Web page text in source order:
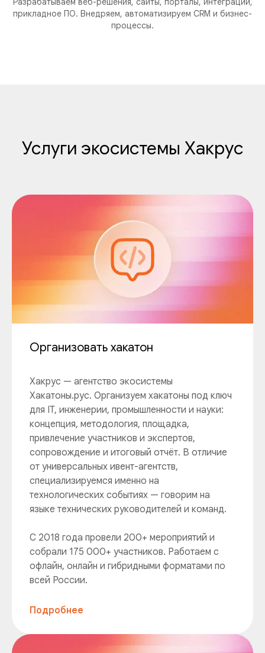
прикладное ПО. Внедряем, автоматизируем CRM и бизнес-
процессы.
Услуги экосистемы Хакрус
Организовать хакатон
Хакрус — агентство экосистемы
Хакатоны.рус. Организуем хакатоны под ключ
для IT, инженерии, промышленности и науки:
концепция, методология, площадка,
привлечение участников и экспертов,
сопровождение и итоговый отчёт. В отличие
от универсальных ивент-агентств,
специализируемся именно на
технологических событиях — говорим на
языке технических руководителей и команд.
С 2018 года провели 200+ мероприятий и
собрали 175 000+ участников. Работаем с
офлайн, онлайн и гибридными форматами по
всей России.
Подробнее